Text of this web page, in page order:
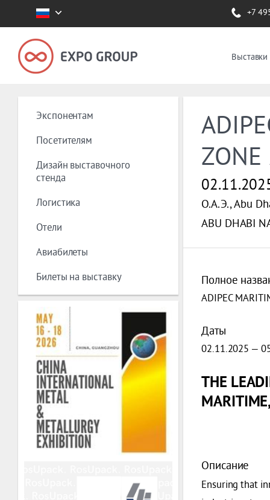
+7
Экспонентам
Посетителям
Дизайн выставочного
стенда
Логистика
Отели
Авиабилеты
Билеты на выставку
О.А.Э., Abu
ABU DHABI
Полное
ADIPEC
Даты
02.11.2025 —
THE
Описание
Ensuring that